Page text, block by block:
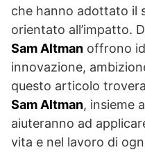
che hanno adottato il
orientato all’impatto.
Sam Altman offrono
innovazione,
questo articolo
Sam Altman, insieme
aiuteranno ad
vita e nel lavoro di